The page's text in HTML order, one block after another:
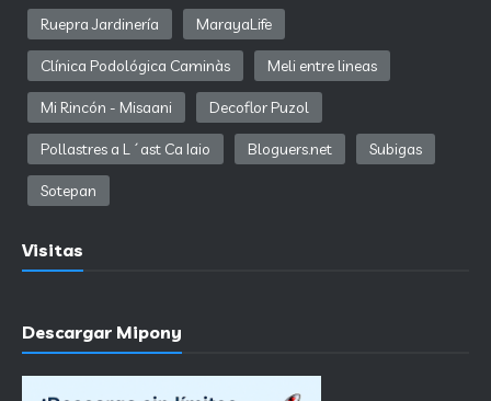
Ruepra Jardinería MarayaLife
Clínica Podológica Caminàs Meli entre lineas
Mi Rincón - Misaani Decoflor Puzol
Pollastres a L´ast Ca Iaio Bloguers.net Subigas
Sotepan
Visitas
Descargar Mipony